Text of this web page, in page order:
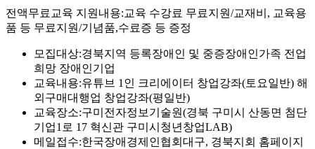
전액무료교육 지원내용:교육 수강료 무료지원/교재비, 교육용
품 등 무료지원/기념품,수료증 등 증정
모집대상:경북지역 등록장애인 및 중증장애인가족 전업
희망 장애인기업
교육내용:유튜브 1인 크리에이터 창업강좌(토요일반) 해
외구매대행업 창업강좌(평일반)
교육장소:구미전자정보기술원(경북 구미시 산동면 첨단
기업1로 17 혁신관 구미시청년창업LAB)
메일접수:한국장애경제인협회대구, 경북지회 홈페이지